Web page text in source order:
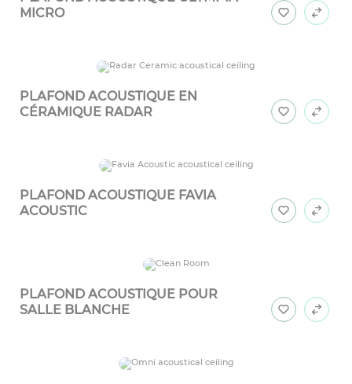
MICRO
PLAFOND ACOUSTIQUE EN
CÉRAMIQUE RADAR
PLAFOND ACOUSTIQUE FAVIA
ACOUSTIC
PLAFOND ACOUSTIQUE POUR
SALLE BLANCHE